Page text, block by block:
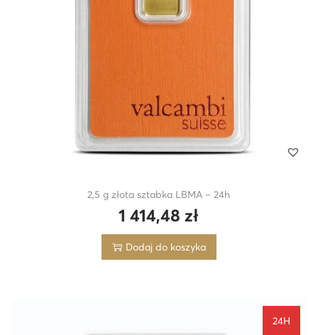
2,5 g złota sztabka LBMA – 24h
1 414,48zł
Dodaj do koszyka
24H